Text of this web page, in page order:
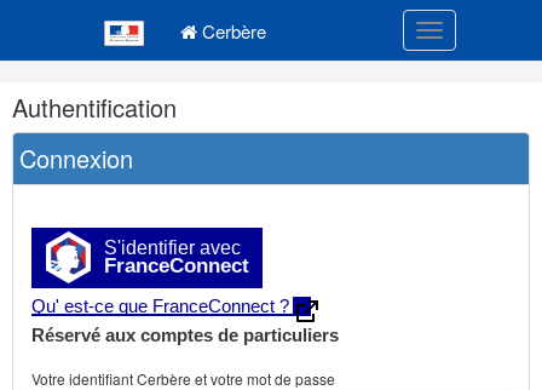
Cerbère Toggle
Navigation
et
outils
annexes
Authentification
Connexion
S'identifier avec
FranceConnect
Qu' est-ce que FranceConnect ?
Réservé aux comptes de particuliers
Votre identifiant Cerbère et votre mot de passe